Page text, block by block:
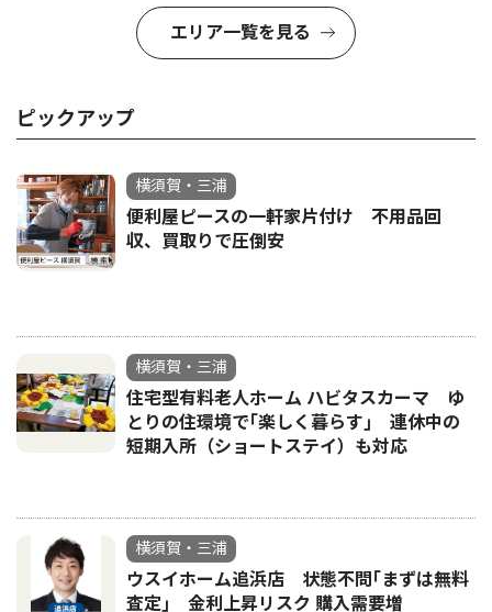
エリア一覧を見る
ピックアップ
横須賀・三浦
便利屋ピースの一軒家片付け 不用品回
収、買取りで圧倒安
横須賀・三浦
住宅型有料老人ホーム ハビタスカーマ ゆ
とりの住環境で｢楽しく暮らす｣ 連休中の
短期入所（ショートステイ）も対応
横須賀・三浦
ウスイホーム追浜店 状態不問｢まずは無料
査定｣ 金利上昇リスク 購入需要増